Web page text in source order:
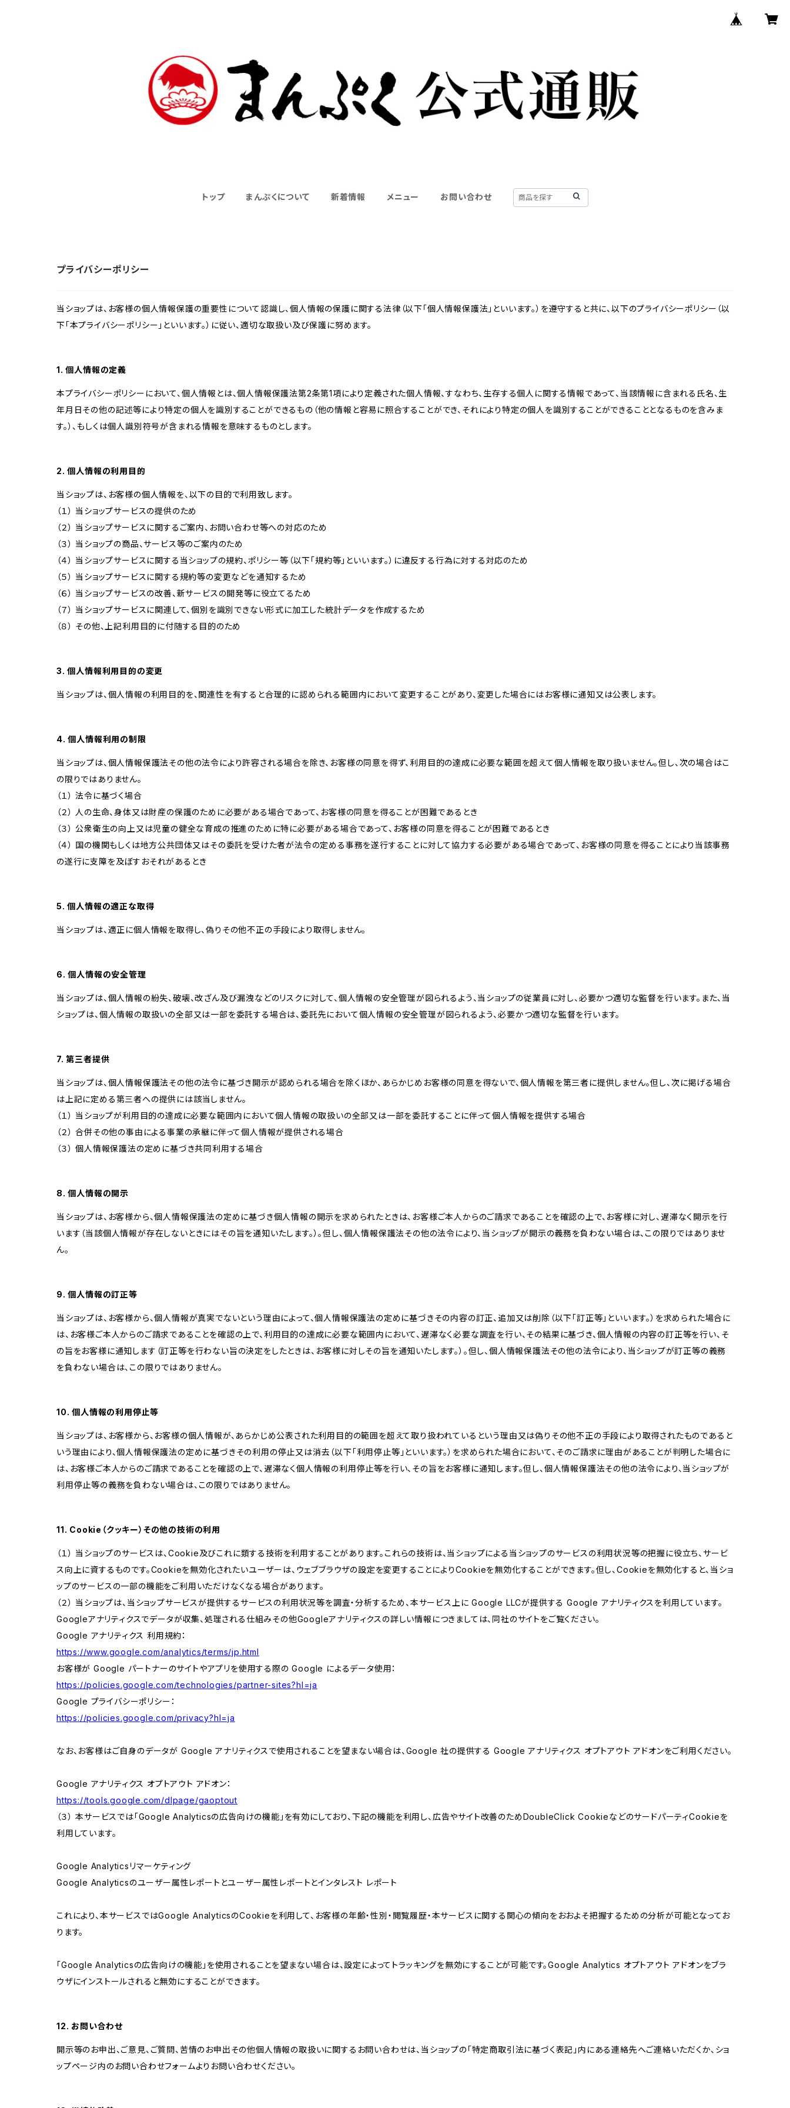
トップ まんぷくについて 新着情報 メニュー お問い合わせ
プライバシーポリシー
当ショップは、お客様の個人情報保護の重要性について認識し、個人情報の保護に関する法律（以下「個人情報保護法」といいます。）を遵守すると共に、以下のプライバシーポリシー（以
下「本プライバシーポリシー」といいます。）に従い、適切な取扱い及び保護に努めます。
1. 個人情報の定義
本プライバシーポリシーにおいて、個人情報とは、個人情報保護法第2条第1項により定義された個人情報、すなわち、生存する個人に関する情報であって、当該情報に含まれる氏名、生
年月日その他の記述等により特定の個人を識別することができるもの（他の情報と容易に照合することができ、それにより特定の個人を識別することができることとなるものを含みま
す。）、もしくは個人識別符号が含まれる情報を意味するものとします。
2. 個人情報の利用目的
当ショップは、お客様の個人情報を、以下の目的で利用致します。
（１） 当ショップサービスの提供のため
（２） 当ショップサービスに関するご案内、お問い合わせ等への対応のため
（３） 当ショップの商品、サービス等のご案内のため
（４） 当ショップサービスに関する当ショップの規約、ポリシー等（以下「規約等」といいます。）に違反する行為に対する対応のため
（５） 当ショップサービスに関する規約等の変更などを通知するため
（６） 当ショップサービスの改善、新サービスの開発等に役立てるため
（７） 当ショップサービスに関連して、個別を識別できない形式に加工した統計データを作成するため
（８） その他、上記利用目的に付随する目的のため
3. 個人情報利用目的の変更
当ショップは、個人情報の利用目的を、関連性を有すると合理的に認められる範囲内において変更することがあり、変更した場合にはお客様に通知又は公表します。
4. 個人情報利用の制限
当ショップは、個人情報保護法その他の法令により許容される場合を除き、お客様の同意を得ず、利用目的の達成に必要な範囲を超えて個人情報を取り扱いません。但し、次の場合はこ
の限りではありません。
（１） 法令に基づく場合
（２） 人の生命、身体又は財産の保護のために必要がある場合であって、お客様の同意を得ることが困難であるとき
（３） 公衆衛生の向上又は児童の健全な育成の推進のために特に必要がある場合であって、お客様の同意を得ることが困難であるとき
（４） 国の機関もしくは地方公共団体又はその委託を受けた者が法令の定める事務を遂行することに対して協力する必要がある場合であって、お客様の同意を得ることにより当該事務
の遂行に支障を及ぼすおそれがあるとき
5. 個人情報の適正な取得
当ショップは、適正に個人情報を取得し、偽りその他不正の手段により取得しません。
6. 個人情報の安全管理
当ショップは、個人情報の紛失、破壊、改ざん及び漏洩などのリスクに対して、個人情報の安全管理が図られるよう、当ショップの従業員に対し、必要かつ適切な監督を行います。また、当
ショップは、個人情報の取扱いの全部又は一部を委託する場合は、委託先において個人情報の安全管理が図られるよう、必要かつ適切な監督を行います。
7. 第三者提供
当ショップは、個人情報保護法その他の法令に基づき開示が認められる場合を除くほか、あらかじめお客様の同意を得ないで、個人情報を第三者に提供しません。但し、次に掲げる場合
は上記に定める第三者への提供には該当しません。
（１） 当ショップが利用目的の達成に必要な範囲内において個人情報の取扱いの全部又は一部を委託することに伴って個人情報を提供する場合
（２） 合併その他の事由による事業の承継に伴って個人情報が提供される場合
（３） 個人情報保護法の定めに基づき共同利用する場合
8. 個人情報の開示
当ショップは、お客様から、個人情報保護法の定めに基づき個人情報の開示を求められたときは、お客様ご本人からのご請求であることを確認の上で、お客様に対し、遅滞なく開示を行
います（当該個人情報が存在しないときにはその旨を通知いたします。）。但し、個人情報保護法その他の法令により、当ショップが開示の義務を負わない場合は、この限りではありませ
ん。
9. 個人情報の訂正等
当ショップは、お客様から、個人情報が真実でないという理由によって、個人情報保護法の定めに基づきその内容の訂正、追加又は削除（以下「訂正等」といいます。）を求められた場合に
は、お客様ご本人からのご請求であることを確認の上で、利用目的の達成に必要な範囲内において、遅滞なく必要な調査を行い、その結果に基づき、個人情報の内容の訂正等を行い、そ
の旨をお客様に通知します（訂正等を行わない旨の決定をしたときは、お客様に対しその旨を通知いたします。）。但し、個人情報保護法その他の法令により、当ショップが訂正等の義務
を負わない場合は、この限りではありません。
10. 個人情報の利用停止等
当ショップは、お客様から、お客様の個人情報が、あらかじめ公表された利用目的の範囲を超えて取り扱われているという理由又は偽りその他不正の手段により取得されたものであると
いう理由により、個人情報保護法の定めに基づきその利用の停止又は消去（以下「利用停止等」といいます。）を求められた場合において、そのご請求に理由があることが判明した場合に
は、お客様ご本人からのご請求であることを確認の上で、遅滞なく個人情報の利用停止等を行い、その旨をお客様に通知します。但し、個人情報保護法その他の法令により、当ショップが
利用停止等の義務を負わない場合は、この限りではありません。
11. Cookie（クッキー）その他の技術の利用
（１） 当ショップのサービスは、Cookie及びこれに類する技術を利用することがあります。これらの技術は、当ショップによる当ショップのサービスの利用状況等の把握に役立ち、サービ
ス向上に資するものです。Cookieを無効化されたいユーザーは、ウェブブラウザの設定を変更することによりCookieを無効化することができます。但し、Cookieを無効化すると、当ショ
ップのサービスの一部の機能をご利用いただけなくなる場合があります。
（２） 当ショップは、当ショップサービスが提供するサービスの利用状況等を調査・分析するため、本サービス上に Google LLCが提供する Google アナリティクスを利用しています。
Googleアナリティクスでデータが収集、処理される仕組みその他Googleアナリティクスの詳しい情報につきましては、同社のサイトをご覧ください。
Google アナリティクス 利用規約：
https://www.google.com/analytics/terms/jp.html
お客様が Google パートナーのサイトやアプリを使用する際の Google によるデータ使用：
https://policies.google.com/technologies/partner-sites?hl=ja
Google プライバシーポリシー：
https://policies.google.com/privacy?hl=ja
なお、お客様はご自身のデータが Google アナリティクスで使用されることを望まない場合は、Google 社の提供する Google アナリティクス オプトアウト アドオンをご利用ください。
Google アナリティクス オプトアウト アドオン：
https://tools.google.com/dlpage/gaoptout
（３） 本サービスでは「Google Analyticsの広告向けの機能」を有効にしており、下記の機能を利用し、広告やサイト改善のためDoubleClick CookieなどのサードパーティCookieを
利用しています。
Google Analyticsリマーケティング
Google Analyticsのユーザー属性レポートとユーザー属性レポートとインタレスト レポート
これにより、本サービスではGoogle AnalyticsのCookieを利用して、お客様の年齢・性別・閲覧履歴・本サービスに関する関心の傾向をおおよそ把握するための分析が可能となってお
ります。
「Google Analyticsの広告向けの機能」を使用されることを望まない場合は、設定によってトラッキングを無効にすることが可能です。Google Analytics オプトアウト アドオンをブラ
ウザにインストールされると無効にすることができます。
12. お問い合わせ
開示等のお申出、ご意見、ご質問、苦情のお申出その他個人情報の取扱いに関するお問い合わせは、当ショップの「特定商取引法に基づく表記」内にある連絡先へご連絡いただくか、ショ
ップページ内のお問い合わせフォームよりお問い合わせください。